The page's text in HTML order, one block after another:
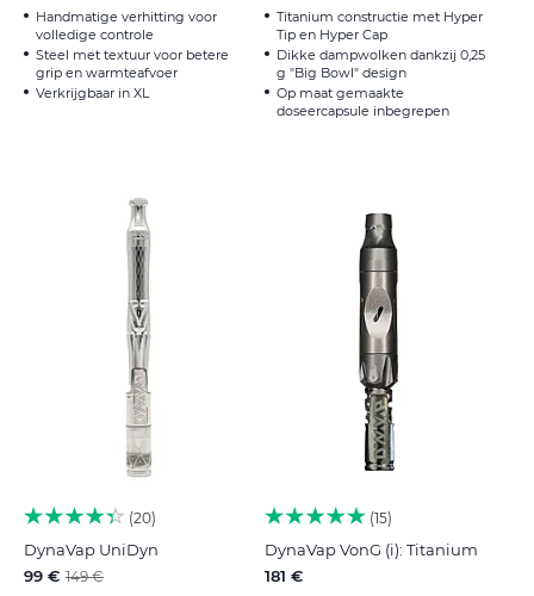
Handmatige verhitting voor
volledige controle
Steel met textuur voor betere
grip en warmteafvoer
Verkrijgbaar in XL
Titanium constructie met Hyper
Tip en Hyper Cap
Dikke dampwolken dankzij 0,25
g "Big Bowl" design
Op maat gemaakte
doseercapsule inbegrepen
20
DynaVap UniDyn
99 € 149 €
15
DynaVap VonG (i): Titanium
181 €